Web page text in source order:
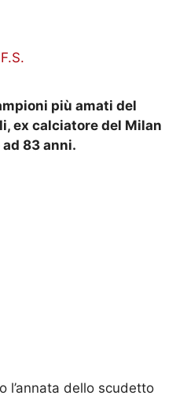
F.S.
più amati del
ex calciatore del Milan
83 anni.
l’annata dello scudetto